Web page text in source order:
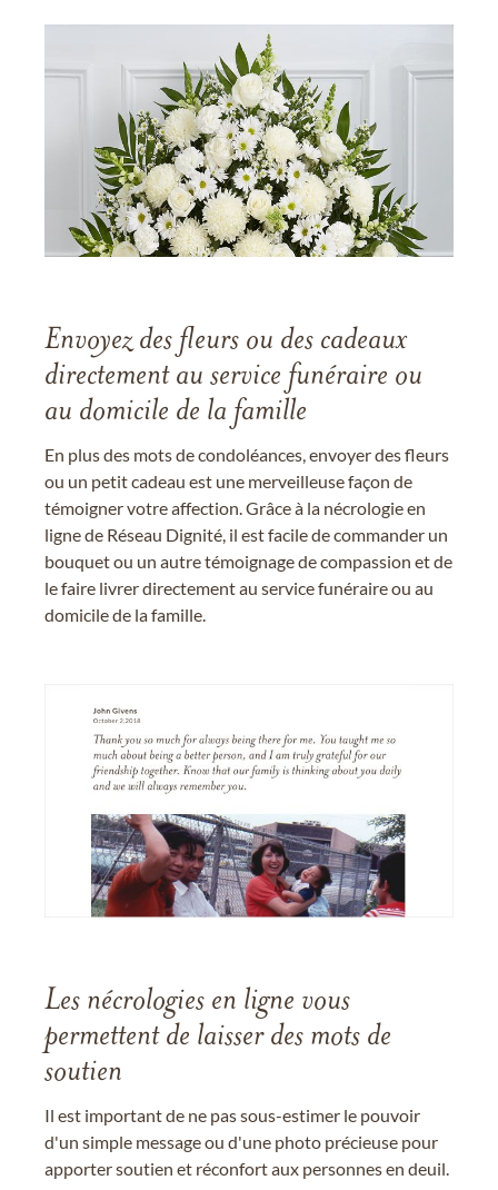
Envoyez des fleurs ou des cadeaux
directement au service funéraire ou
au domicile de la famille
En plus des mots de condoléances, envoyer des fleurs
ou un petit cadeau est une merveilleuse façon de
témoigner votre affection. Grâce à la nécrologie en
ligne de Réseau Dignité, il est facile de commander un
bouquet ou un autre témoignage de compassion et de
le faire livrer directement au service funéraire ou au
domicile de la famille.
Les nécrologies en ligne vous
permettent de laisser des mots de
soutien
Il est important de ne pas sous-estimer le pouvoir
d'un simple message ou d'une photo précieuse pour
apporter soutien et réconfort aux personnes en deuil.